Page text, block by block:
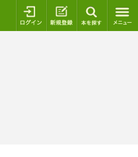
ログイン 新規登録